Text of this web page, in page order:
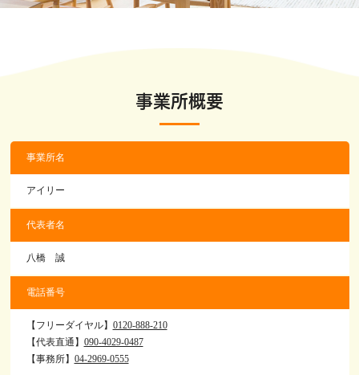
事業所概要
事業所名
アイリー
代表者名
八橋 誠
電話番号
【フリーダイヤル】 0120-888-210​
【代表直通】 090-4029-0487
【事務所】 04-2969-0555